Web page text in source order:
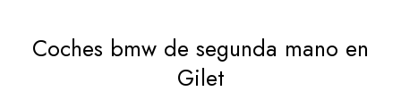
Coches bmw de segunda mano en
Gilet